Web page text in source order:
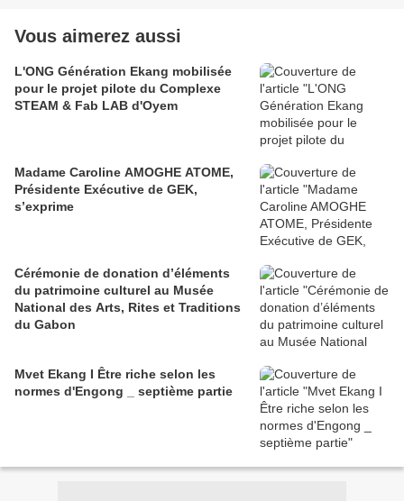
Vous aimerez aussi
L'ONG Génération Ekang mobilisée
pour le projet pilote du Complexe
STEAM & Fab LAB d'Oyem
Madame Caroline AMOGHE ATOME,
Présidente Exécutive de GEK,
s’exprime
Cérémonie de donation d’éléments
du patrimoine culturel au Musée
National des Arts, Rites et Traditions
du Gabon
Mvet Ekang I Être riche selon les
normes d'Engong _ septième partie